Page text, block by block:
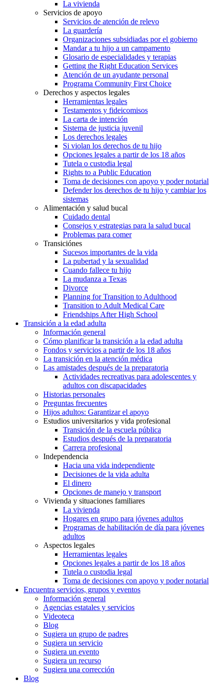
La vivienda
Servicios de apoyo
Servicios de atención de relevo
La guardería
Organizaciones subsidiadas por el gobierno
Mandar a tu hijo a un campamento
Glosario de especialidades y terapias
Getting the Right Education Services
Atención de un ayudante personal
Programa Community First Choice
Derechos y aspectos legales
Herramientas legales
Testamentos y fideicomisos
La carta de intención
Sistema de justicia juvenil
Los derechos legales
Si violan los derechos de tu hijo
Opciones legales a partir de los 18 años
Tutela o custodia legal
Rights to a Public Education
Toma de decisiones con apoyo y poder notarial
Defender los derechos de tu hijo y cambiar los
sistemas
Alimentación y salud bucal
Cuidado dental
Consejos y estrategias para la salud bucal
Problemas para comer
Transiciónes
Sucesos importantes de la vida
La pubertad y la sexualidad
Cuando fallece tu hijo
La mudanza a Texas
Divorce
Planning for Transition to Adulthood
Transition to Adult Medical Care
Friendships After High School
Transición a la edad adulta
Información general
Cómo planificar la transición a la edad adulta
Fondos y servicios a partir de los 18 años
La transición en la atención médica
Las amistades después de la preparatoria
Actividades recreativas para adolescentes y
adultos con discapacidades
Historias personales
Preguntas frecuentes
Hijos adultos: Garantizar el apoyo
Estudios universitarios y vida profesional
Transición de la escuela pública
Estudios después de la preparatoria
Carrera profesional
Independencia
Hacia una vida independiente
Decisiones de la vida adulta
El dinero
Opciones de manejo y transport
Vivienda y situaciones familiares
La vivienda
Hogares en grupo para jóvenes adultos
Programas de habilitación de día para jóvenes
adultos
Aspectos legales
Herramientas legales
Opciones legales a partir de los 18 años
Tutela o custodia legal
Toma de decisiones con apoyo y poder notarial
Encuentra servicios, grupos y eventos
Información general
Agencias estatales y servicios
Videoteca
Blog
Sugiera un grupo de padres
Sugiera un servicio
Sugiera un evento
Sugiera un recurso
Sugiera una corrección
Blog